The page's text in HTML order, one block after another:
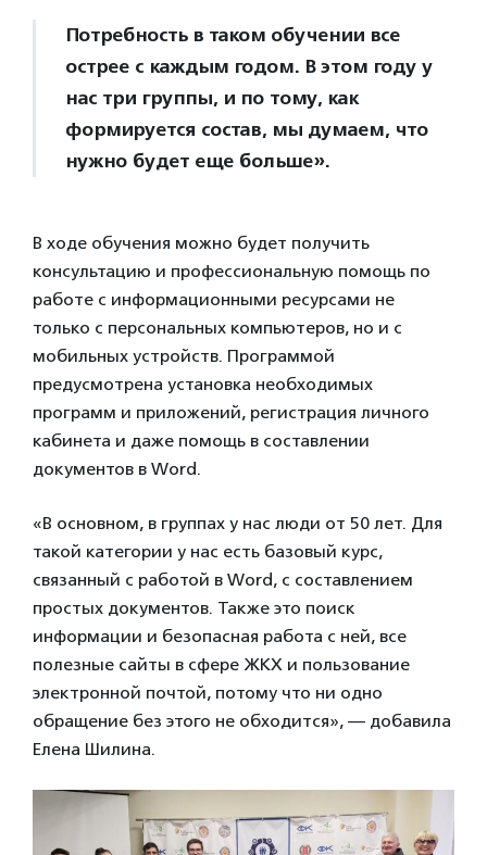
Потребность в таком обучении все
острее с каждым годом. В этом году у
нас три группы, и по тому, как
формируется состав, мы думаем, что
нужно будет еще больше».
В ходе обучения можно будет получить
консультацию и профессиональную помощь по
работе с информационными ресурсами не
только с персональных компьютеров, но и с
мобильных устройств. Программой
предусмотрена установка необходимых
программ и приложений, регистрация личного
кабинета и даже помощь в составлении
документов в Word.
«В основном, в группах у нас люди от 50 лет. Для
такой категории у нас есть базовый курс,
связанный с работой в Word, с составлением
простых документов. Также это поиск
информации и безопасная работа с ней, все
полезные сайты в сфере ЖКХ и пользование
электронной почтой, потому что ни одно
обращение без этого не обходится», — добавила
Елена Шилина.